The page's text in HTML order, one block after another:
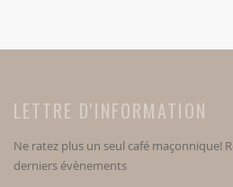
LETTRE D'INFORMATION
Ne ratez plus un seul café maçonnique!
derniers évènements